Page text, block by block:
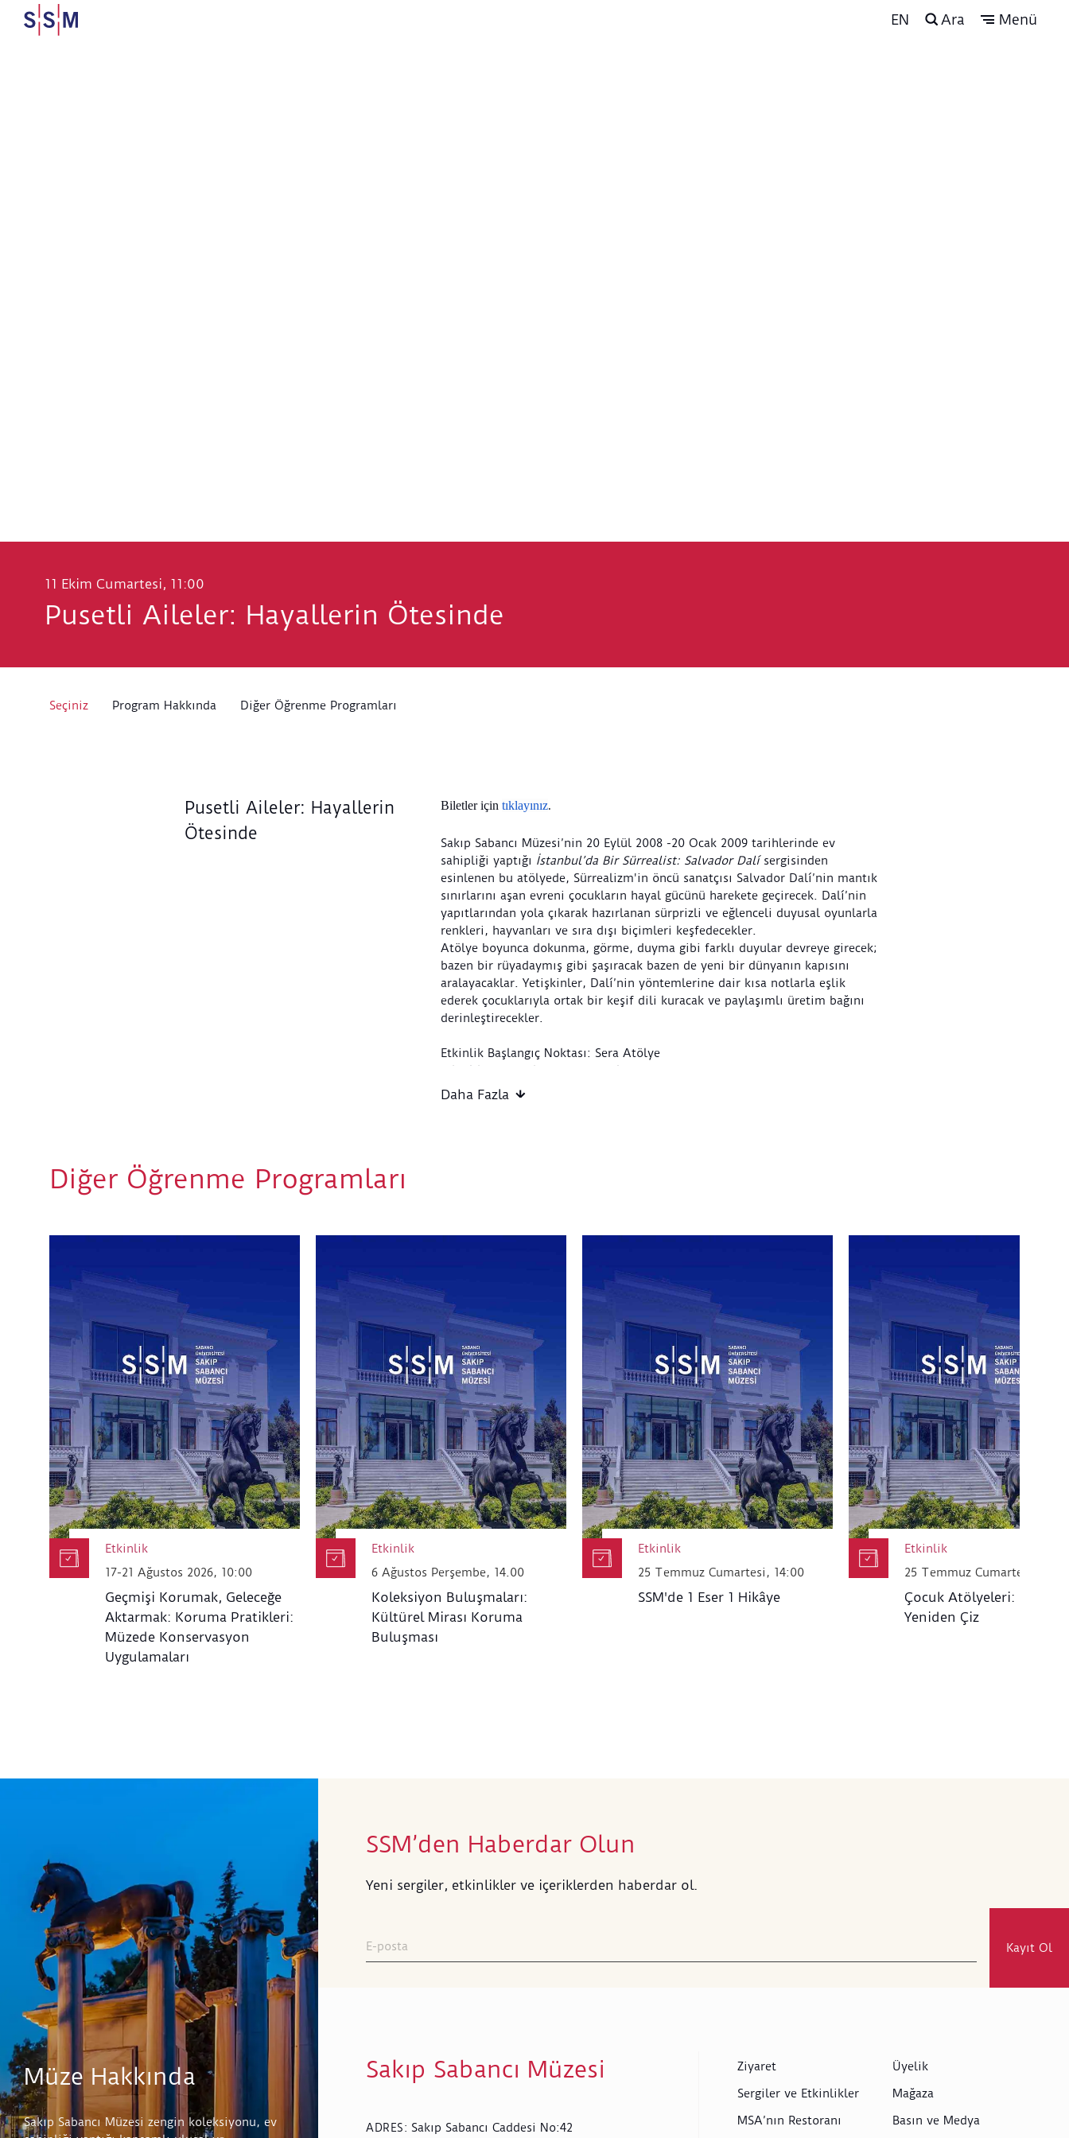
EN Ara Menü
11 Ekim Cumartesi, 11:00
Pusetli Aileler: Hayallerin Ötesinde
Seçiniz Program Hakkında Diğer Öğrenme Programları
Pusetli Aileler: Hayallerin
Ötesinde
Biletler için tıklayınız.
Sakıp Sabancı Müzesi’nin 20 Eylül 2008 -20 Ocak 2009 tarihlerinde ev
sahipliği yaptığı İstanbul’da Bir Sürrealist: Salvador Dalísergisinden
esinlenen bu atölyede, Sürrealizm'in öncü sanatçısı Salvador Dalí’nin mantık
sınırlarını aşan evreni çocukların hayal gücünü harekete geçirecek. Dalí’nin
yapıtlarından yola çıkarak hazırlanan sürprizli ve eğlenceli duyusal oyunlarla
renkleri, hayvanları ve sıra dışı biçimleri keşfedecekler.
Atölye boyunca dokunma, görme, duyma gibi farklı duyular devreye girecek;
bazen bir rüyadaymış gibi şaşıracak bazen de yeni bir dünyanın kapısını
aralayacaklar. Yetişkinler, Dalí’nin yöntemlerine dair kısa notlarla eşlik
ederek çocuklarıyla ortak bir keşif dili kuracak ve paylaşımlı üretim bağını
derinleştirecekler.
Etkinlik Başlangıç Noktası: Sera Atölye
Etkinlik Bitiş Noktası: Sera Atölye
Etkinlik Süresi: 60 dakika
Rahat kıyafetler giyilmesi önerilir.
Organizasyon, öngörülmeyen ve kaçınılmaz nedenlerden ötürü programda her
türlü değişiklik yapma hakkını saklı tutar.
Etkinliğe katılan kişilerin fotoğraf ve video çekimlerinin tanıtım
materyallerinde kullanım hakkı etkinlik organizasyonuna ait olup katılımcı,
etkinliğe katılarak bu hakkın kullanılmasını kabul etmektedir.
Daha Fazla
Diğer Öğrenme Programları
Etkinlik
17-21 Ağustos 2026, 10:00
Geçmişi Korumak, Geleceğe
Aktarmak: Koruma Pratikleri:
Müzede Konservasyon
Uygulamaları
Etkinlik
6 Ağustos Perşembe, 14.00
Koleksiyon Buluşmaları:
Kültürel Mirası Koruma
Buluşması
Etkinlik
25 Temmuz Cumartesi, 14:00
SSM'de 1 Eser 1 Hikâye
Etkinlik
25 Temmuz Cumartesi,
Çocuk Atölyeleri: Haritayı
Yeniden Çiz
Müze Hakkında
Sakıp Sabancı Müzesi zengin koleksiyonu, ev
SSM’den Haberdar Olun
Yeni sergiler, etkinlikler ve içeriklerden haberdar ol.
Kayıt Ol
Sakıp Sabancı Müzesi
ADRES: Sakıp Sabancı Caddesi No:42
Ziyaret
Sergiler ve Etkinlikler
MSA’nın Restoranı
Üyelik
Mağaza
Basın ve Medya